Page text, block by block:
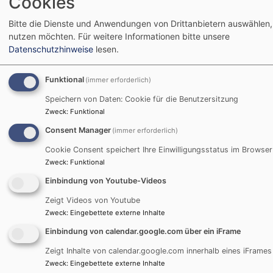
schwierigen Zeiten: ein Licht in der Dunkelheit,
verlässlich auch bei Sturm und Regen. Eine Zusage, die
den Jugendlichen Mut machen soll für ihren weiteren
Lebensweg. Gestaltet wurde der Gottesdienst nicht
nur von der Pfarrerin, sondern auch von jugendlichen
Teamern und den Konfis selbst. So entstand eine Feier,
die zugleich kreativ, persönlich und feierlich war. Auch
die Patinnen und Paten spielten an diesem Tag eine
erhielten sie jeweils eine Rose – ein kleines
Dankeschön für ihre Begleitung auf dem bisherigen
Lebens- und Glaubensweg.
Die Konfirmation bildet den Abschluss einer
eineinhalbjährigen Konfirmandenzeit. Eine Zeit, die von
Gemeinschaft und vielfältigen Erfahrungen geprägt ist.
Ein Höhepunkt war die Freizeit auf der Burg Breuberg,
die vielen in besonderer Erinnerung geblieben ist.
Darüber hinaus standen unter anderem ein Besuch im
Bitte die Dienste und Anwendungen von Drittanbietern
nutzen möchten. Für weitere Informationen bitte unsere
Datenschutzhinweise lesen.
Funktional (immer erforderlich)
Speichern von Daten: Cookie für die Benutzersitzung
Zweck: Funktional
Consent Manager (immer erforderlich)
Cookie Consent speichert Ihre Einwilligungsstatus im Browser
Zweck: Funktional
Einbindung von Youtube-Videos
Zeigt Videos von Youtube
Zweck: Eingebettete externe Inhalte
Einbindung von calendar.google.com über ein iFrame
Zeigt Inhalte von calendar.google.com innerhalb eines iFrames
Zweck: Eingebettete externe Inhalte